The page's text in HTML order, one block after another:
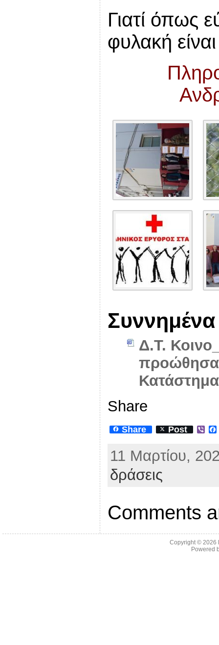
Γιατί όπως
φυλακή
Συννημένα
Δ.Τ.
Share
Share Post
V
e
r
11 Μαρτίου,
δράσεις
Comments
Copyright © 2026
Powered